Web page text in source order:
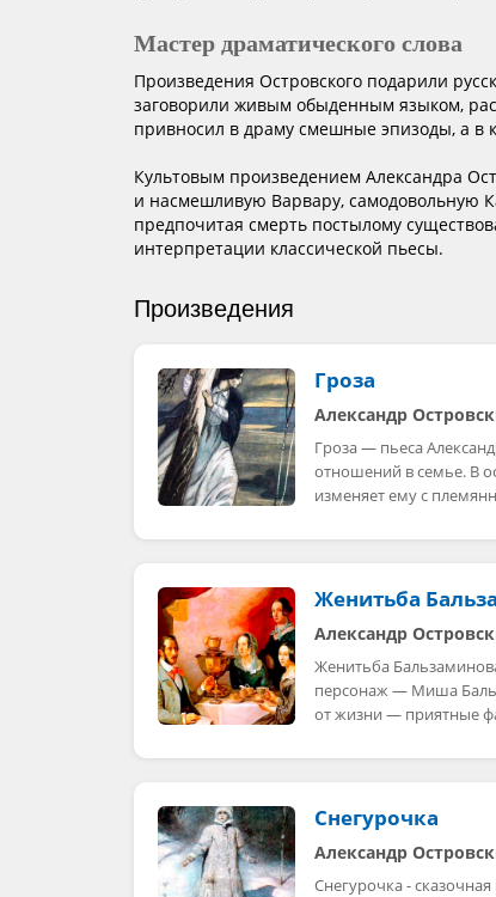
Мастер драматического слова
Произведения Островского подарили
заговорили живым обыденным языком,
привносил в драму смешные эпизоды, а в
Культовым произведением Александра
и насмешливую Варвару, самодовольную
предпочитая смерть постылому
интерпретации классической пьесы.
Произведения
Гроза
Александр
Гроза — пьеса
отношений в семье. В
изменяет ему с
Женитьба
Александр
Женитьба
персонаж — Миша
от жизни — приятные
Снегурочка
Александр
Снегурочка -